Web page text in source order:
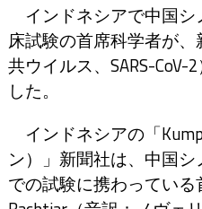
インドネシアで中国シ
床試験の首席科学者が
共ウイルス、SARS-
した。
インドネシアの「
ン）」新聞社は、中国
での試験に携わってい